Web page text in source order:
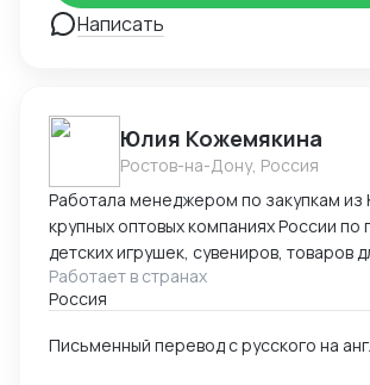
закупок и международной логистики
Международные платежи и финансовое
Написать
Юлия Кожемякина
Ростов-на-Дону, Россия
Работала менеджером по закупкам из
крупных оптовых компаниях России по
детских игрушек, сувениров, товаров
праздников,подарочной упаковки,
других категорий более 8 лет. Знаю все стадии
сравнение, отбор выгодных условий -
Работает в странах
Россия